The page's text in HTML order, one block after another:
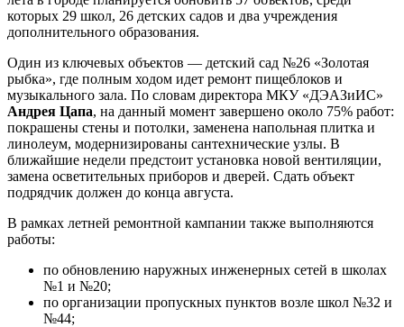
которых 29 школ, 26 детских садов и два учреждения
дополнительного образования.
Один из ключевых объектов — детский сад №26 «Золотая
рыбка», где полным ходом идет ремонт пищеблоков и
музыкального зала. По словам директора МКУ «ДЭАЗиИС»
Андрея Цапа, на данный момент завершено около 75% работ:
покрашены стены и потолки, заменена напольная плитка и
линолеум, модернизированы сантехнические узлы. В
ближайшие недели предстоит установка новой вентиляции,
замена осветительных приборов и дверей. Сдать объект
подрядчик должен до конца августа.
В рамках летней ремонтной кампании также выполняются
работы:
по обновлению наружных инженерных сетей в школах
№1 и №20;
по организации пропускных пунктов возле школ №32 и
№44;